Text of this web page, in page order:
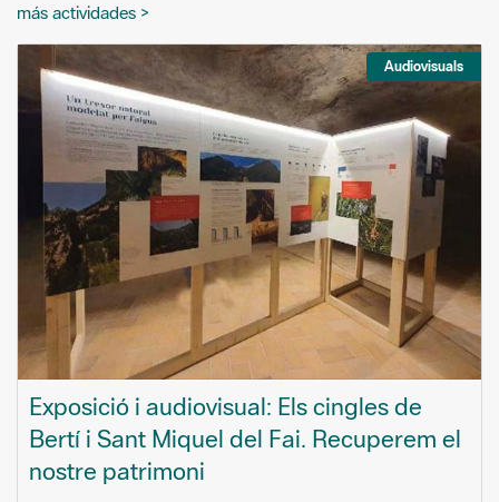
más actividades >
Audiovisuals
Exposició i audiovisual: Els cingles de
Bertí i Sant Miquel del Fai. Recuperem el
nostre patrimoni